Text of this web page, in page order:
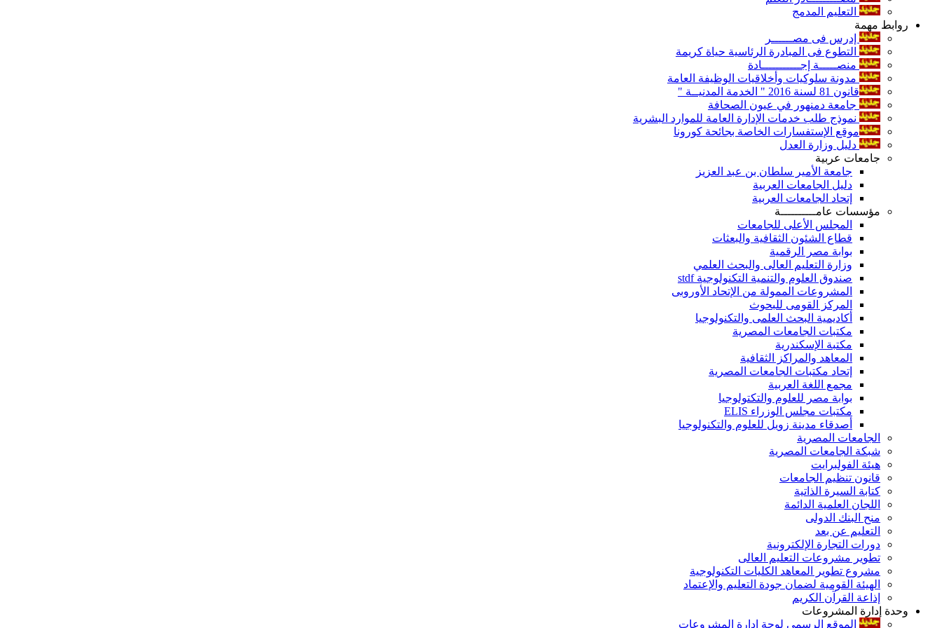
التعليم المدمج
روابط مهمة
إدرس فى مصــــــر
التطوع فى المبادرة الرئاسية حياة كريمة
منصـــــة إجـــــــــــادة
مدونة سلوكيات وأخلاقيات الوظيفة العامة
قانون 81 لسنة 2016 " الخدمة المدنيــة "
جامعة دمنهور في عيون الصحافة
نموذج طلب خدمات الإدارة العامة للموارد البشرية
موقع الإستفسارات الخاصة بجائحة كورونا
دليل وزارة العدل
جامعات عربية
جامعة الأمير سلطان بن عبد العزيز
دليل الجامعات العربية
إتحاد الجامعات العربية
مؤسسات عامــــــــــة
المجلس الأعلى للجامعات
قطاع الشئون الثقافية والبعثات
بوابة مصر الرقمية
وزارة التعليم العالى والبحث العلمي
صندوق العلوم والتنمية التكنولوجية stdf
المشروعات الممولة من الإتحاد الأوروبى
المركز القومى للبحوث
أكاديمية البحث العلمى والتكنولوجيا
مكتبات الجامعات المصرية
مكتبة الإسكندرية
المعاهد والمراكز الثقافية
إتحاد مكتبات الجامعات المصرية
مجمع اللغة العربية
بوابة مصر للعلوم والتكتولوجيا
مكتبات مجلس الوزراء ELIS
أصدقاء مدينة زويل للعلوم والتكنولوجيا
الجامعات المصرية
شبكة الجامعات المصرية
هيئة الفولبرايت
قانون تنظيم الجامعات
كتابة السيرة الذاتية
اللجان العلمية الدائمة
منح البنك الدولى
التعليم عن بعد
دورات التجارة الإلكترونية
تطوير مشروعات التعليم العالى
مشروع تطوير المعاهد الكليات التكنولوجية
الهيئة القومية لضمان جودة التعليم والإعتماد
إذاعة القرآن الكريم
وحدة إدارة المشروعات
الموقع الرسمى لوحة إدارة المشروعات